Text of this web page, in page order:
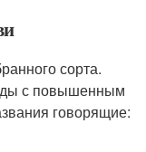
сорта.
с повышенным
говорящие: